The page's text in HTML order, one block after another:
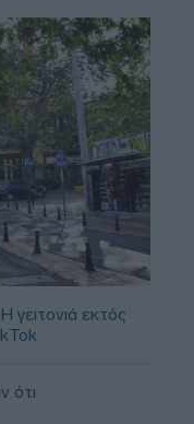
εκτός
ότι